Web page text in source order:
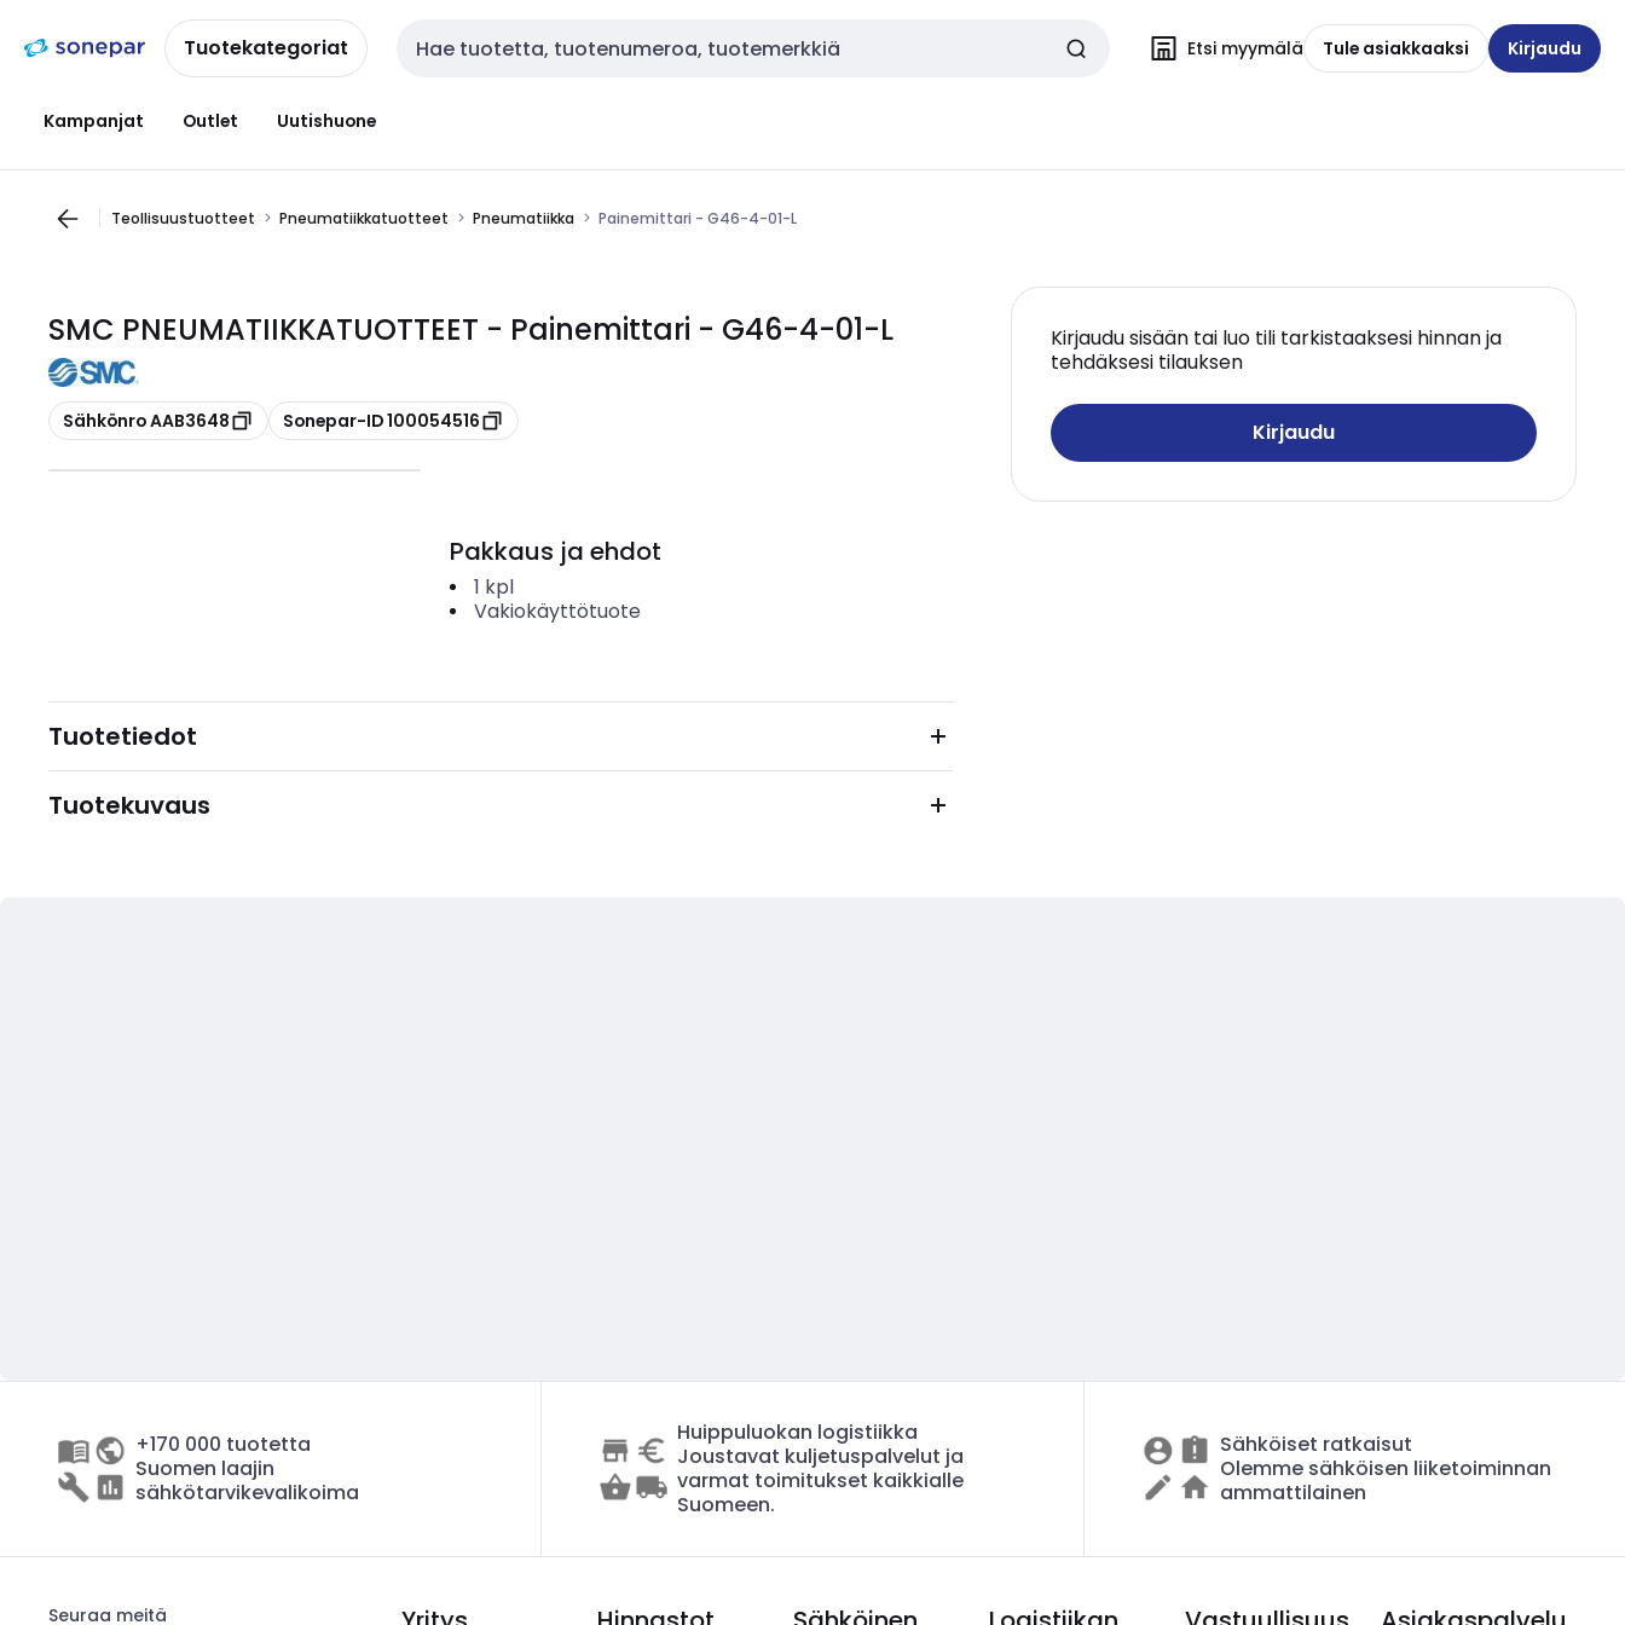
navigointiinsisältöönTuotekategoriat Haku Etsi myymälä Tule asiakkaaksi Kirjaudu
Kampanjat Outlet Uutishuone
Teollisuustuotteet Pneumatiikkatuotteet Pneumatiikka Painemittari - G46-4-01-L
SMC PNEUMATIIKKATUOTTEET - Painemittari - G46-4-01-L
Kopioi
Sähkönro AAB3648 Kopioi
Sonepar-ID 100054516
Kirjaudu sisään tai luo tili tarkistaaksesi hinnan ja
tehdäksesi tilauksen
Kirjaudu
Pakkaus ja ehdot
1 kpl
Vakiokäyttötuote
Tuotetiedot
Tuotekuvaus
+170 000 tuotetta
Suomen laajin
sähkötarvikevalikoima
Huippuluokan logistiikka
Joustavat kuljetuspalvelut ja
varmat toimitukset kaikkialle
Suomeen.
Sähköiset ratkaisut
Olemme sähköisen liiketoiminnan
ammattilainen
Seuraa meitä